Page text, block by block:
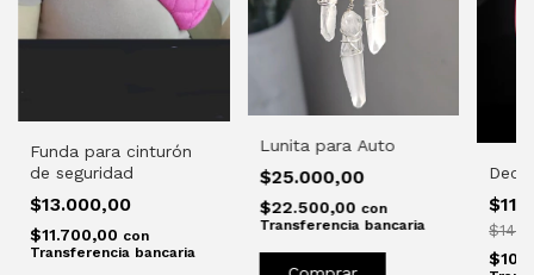
Funda para cinturón
de seguridad
$13.000,00
$11.700,00 con
Transferencia bancaria
Lunita para Auto
$25.000,00
$22.500,00 con
Transferencia bancaria